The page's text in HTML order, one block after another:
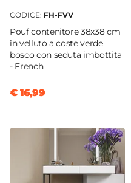
CODICE: FH-FVV
Pouf contenitore 38x38 cm
in velluto a coste verde
bosco con seduta imbottita
- French
€ 16,99